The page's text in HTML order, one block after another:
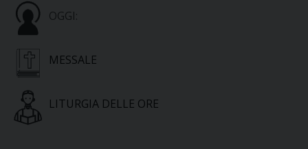
OGGI:
MESSALE
LITURGIA DELLE ORE